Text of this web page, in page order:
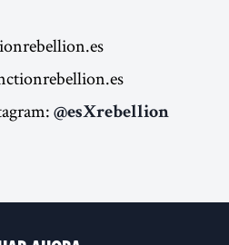
@esXrebellion